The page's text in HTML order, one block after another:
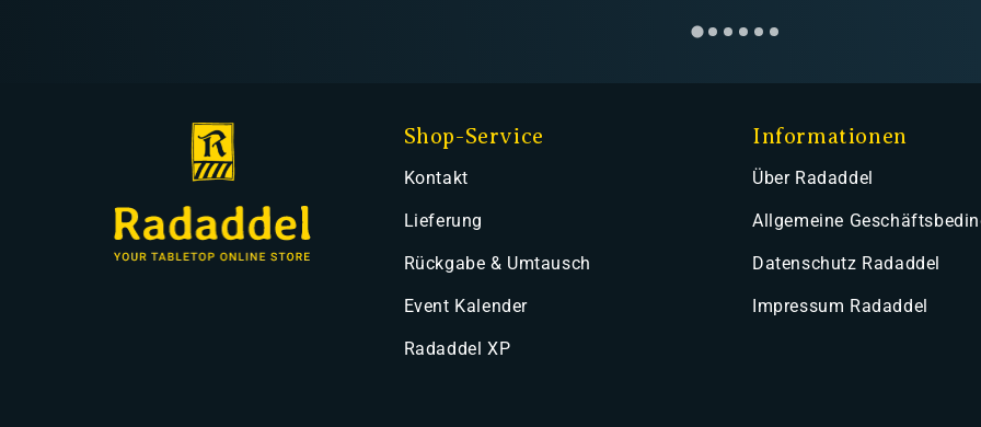
Shop-Service
Kontakt
Lieferung
Rückgabe & Umtausch
Event Kalender
Radaddel XP
Informationen
Über Radaddel
Allgemeine
Datenschutz Radaddel
Impressum Radaddel